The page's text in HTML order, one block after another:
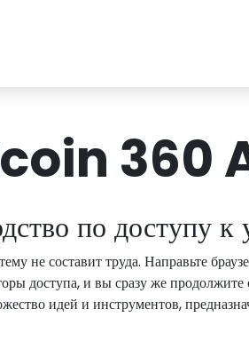
360
по доступу к
не составит труда. Направьте
доступа, и вы сразу же
идей и инструментов,